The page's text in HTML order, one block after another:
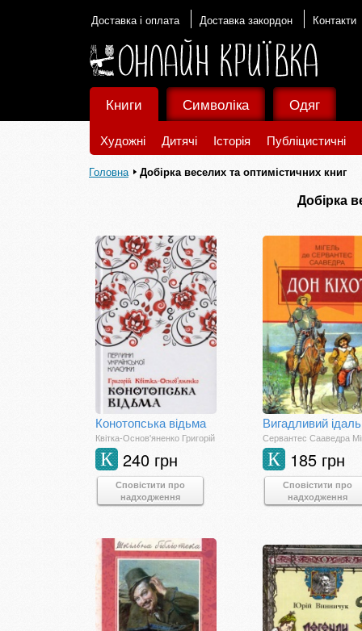
Доставка і оплата Доставка закордон Контакти
Книги
Художні Дитячі Історія Публіцистичні
Символіка Одяг
Головна Добірка веселих та оптимістичних книг
Добірка
Конотопська відьма
Квітка-Основ'яненко Григорій
240 грн
К
Сповістити про
надходження
185 грн
К
Сповістити про
надходження